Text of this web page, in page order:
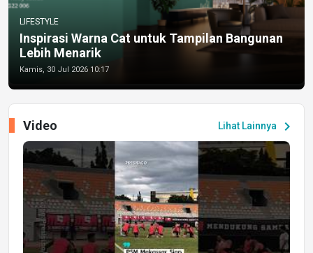
LIFESTYLE
Inspirasi Warna Cat untuk Tampilan Bangunan
Lebih Menarik
Kamis, 30 Jul 2026 10:17
Lihat Lainnya chevron_right
Video